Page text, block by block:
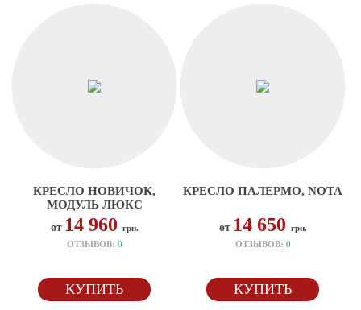
КРЕСЛО НОВИЧОК,
МОДУЛЬ ЛЮКС
от 14 960 грн.
ОТЗЫВОВ: 0
КУПИТЬ
КРЕСЛО ПАЛЕРМО, NOTA
от 14 650 грн.
ОТЗЫВОВ: 0
КУПИТЬ